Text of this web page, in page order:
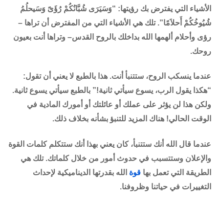
الأشياء التي يفترض بك رؤيتها: “وَسَيَرَى شُبَّانُكُمْ رُؤَىً وَسَيحلُمُ
شُيُوخُكُمْ أَحلاَمًا”. تلك هي الأشياء التي من المفترض أن تراها –
رؤى وأحلام ألهمها الله بداخلك بالروح القدس– وتراها أنت بعيون
روحك.
عندما ينسكب الروح، ستتنبأ أنت. هذا بالطبع لا يعني أن تقول:
“هكذا يقول الرب، يسوع سيأتي ثانية!” بالطبع سيأتي يسوع ثانية.
ولكن هذا لن يؤثر على عملك أو عائلتك أو أمورك المادية في
الوقت الحالي! هناك المزيد للتنبؤ بشأنه بخلاف ذلك.
عندما قال الله أنك ستتنبأ، كان يعني بهذا أنك ستتكلم كلمات القوة
والإعلان وستتسبب في حدوث أمور من خلال كلماتك. تلك هي
الطريقة التي تعمل بها قوة الله بقدرتها الديناميكية لإحداث
التغييرات في حياتنا وظروفنا.